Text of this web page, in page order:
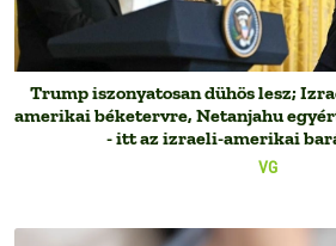
VG
Trump iszonyatosan dühös lesz;
amerikai béketervre, Netanjahu
- itt az izraeli-amerikai